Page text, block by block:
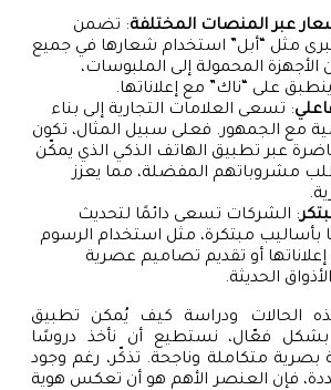
عبر المنصات المختلفة: تضمن
مثل “أبل” استخدام شعارها في جميع
الأجهزة المحمولة إلى الملبوسات،
على “ناك” مع إعلاناتها.
: تسعى العلامات التجارية إلى بناء
مع الجمهور. فعلى سبيل المثال، تكون
عبر تطبيق الهاتف الذكي الذي يمكّن
مشروباتهم المفضلة، مما يعزز
: الشركات تسعى دائمًا لتحديث
بأساليب مبتكرة، مثل استخدام الرسوم
أو تقديم تصاميم عصرية
الحديثة.
الحالات ودراسة كيف يُمكن تطبيق
بشكل فعّال، نستطيع أن نأخذ دروسًا
متكاملة وناجحة. تذكّر، رغم وجود
فإن العنصر الأهم هو أن تعكس هوية